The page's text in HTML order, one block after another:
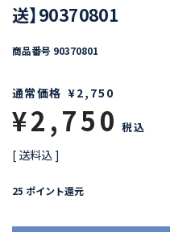
送】90370801
商品番号 90370801
通常価格 ¥2,750
¥2,750 税込
送料込
25 ポイント還元